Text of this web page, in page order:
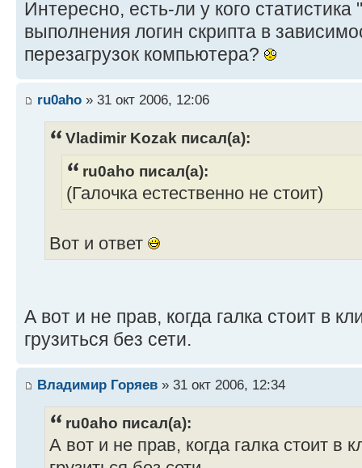
Интересно, есть-ли у кого статистика
выполнения логин скрипта в
перезагрузок компьютера?
ru0aho » 31 окт 2006, 12:06
Vladimir Kozak писал(а):
ru0aho писал(а):
(Галочка естественно не стоит)
Вот и ответ
А вот и не прав, когда галка стоит в
грузиться без сети.
Владимир Горяев » 31 окт 2006, 12:34
ru0aho писал(а):
А вот и не прав, когда галка стоит в